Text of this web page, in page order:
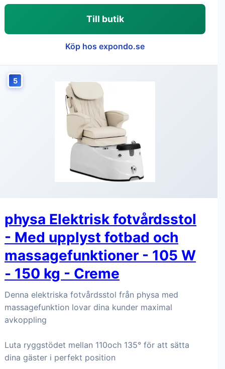
Till butik
Köp hos expondo.se
5
physa Elektrisk fotvårdsstol
- Med upplyst fotbad och
massagefunktioner - 105 W
- 150 kg - Creme
Denna elektriska fotvårdsstol från physa med
massagefunktion lovar dina kunder maximal
avkoppling
Luta ryggstödet mellan 110och 135° för att sätta
dina gäster i perfekt position